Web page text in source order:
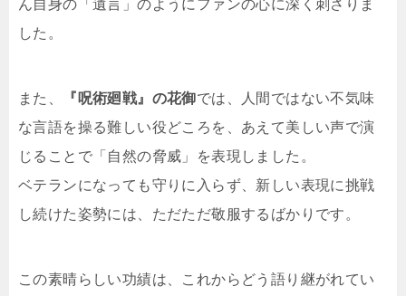
ん自身の「遺言」のようにファンの心に深く刺さりま
した。
また、 『呪術廻戦』の花御では、人間ではない不気味
な言語を操る難しい役どころを、あえて美しい声で演
じることで「自然の脅威」を表現しました。
ベテランになっても守りに入らず、新しい表現に挑戦
し続けた姿勢には、ただただ敬服するばかりです。
この素晴らしい功績は、これからどう語り継がれてい